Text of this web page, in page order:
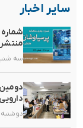
سایر اخبار
سه شنبه, ۶ مرداد,
دوشنبه, ۲۹ تیر, ۱۴۰۵